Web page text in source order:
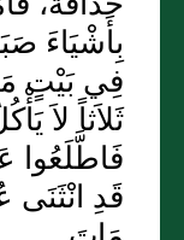
بِأَشْيَاءَ
فِي بَيْتٍ
ثَلاَثاً لاَ
فَاطَّلَعُوا
قَدِ انْثَنَى